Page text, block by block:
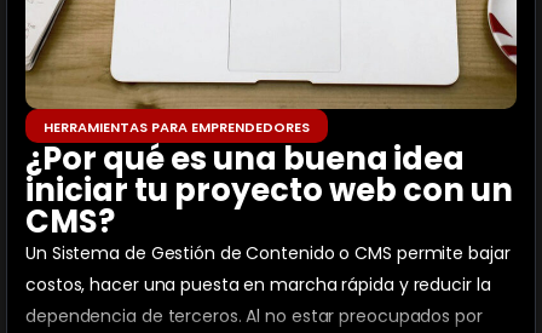
HERRAMIENTAS PARA EMPRENDEDORES
¿Por qué es una buena idea
iniciar tu proyecto web con un
CMS?
Un Sistema de Gestión de Contenido o CMS permite bajar
costos, hacer una puesta en marcha rápida y reducir la
dependencia de terceros. Al no estar preocupados por